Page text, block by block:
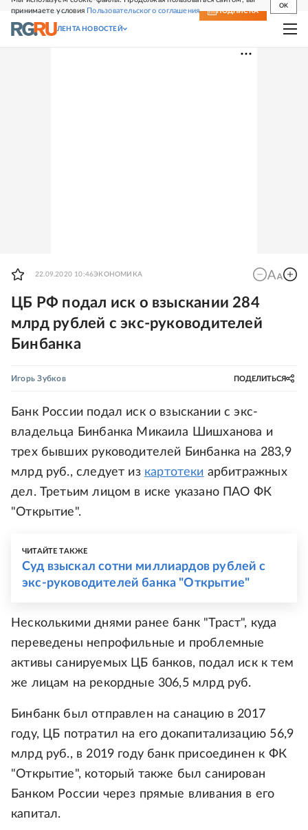
принимаете условия Пользовательского соглашения
OK
СВЕЖИЙ НОМЕР ПОДПИСКА
ЛЕНТА НОВОСТЕЙ
22.09.2020 10:46ЭКОНОМИКА
ЦБ РФ подал иск о взыскании 284
млрд рублей с экс-руководителей
Бинбанка
Игорь Зубков ПОДЕЛИТЬСЯ
Банк России подал иск о взыскании с экс-
владельца Бинбанка Микаила Шишханова и
трех бывших руководителей Бинбанка на 283,9
млрд руб., следует из картотеки арбитражных
дел. Третьим лицом в иске указано ПАО ФК
"Открытие".
ЧИТАЙТЕ ТАКЖЕ
Суд взыскал сотни миллиардов рублей с
экс-руководителей банка "Открытие"
Несколькими днями ранее банк "Траст", куда
переведены непрофильные и проблемные
активы санируемых ЦБ банков, подал иск к тем
же лицам на рекордные 306,5 млрд руб.
Бинбанк был отправлен на санацию в 2017
году, ЦБ потратил на его докапитализацию 56,9
млрд руб., в 2019 году банк присоединен к ФК
"Открытие", который также был санирован
Банком России через прямые вливания в его
капитал.